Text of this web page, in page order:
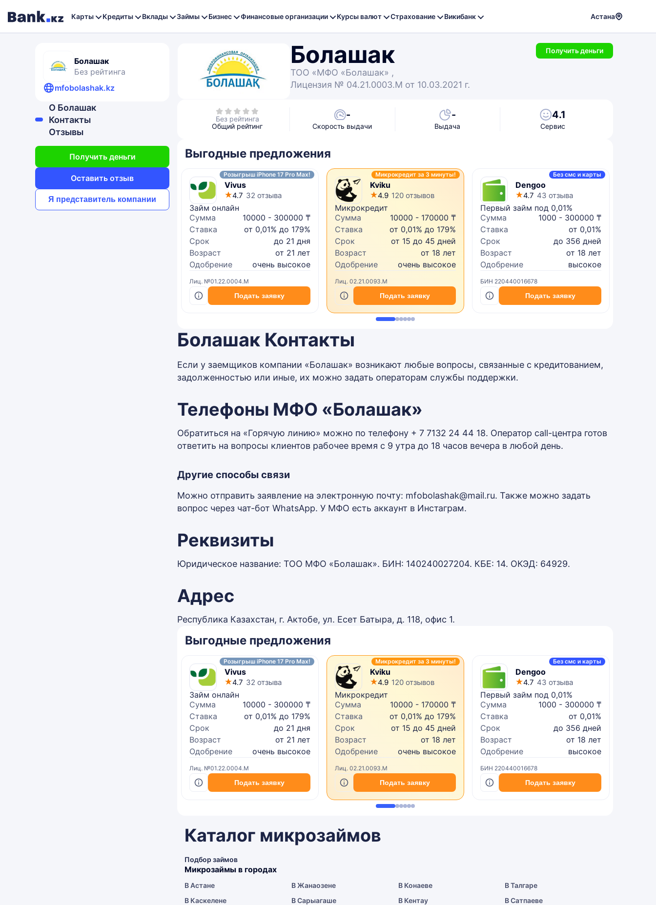
Карты Кредиты Вклады Займы Бизнес Финансовые организации Курсы валют Страхование Викибанк Астана
Болашак
Без рейтинга
mfobolashak.kz
О Болашак
Контакты
Отзывы
Получить деньги
Оставить отзыв
Я представитель компании
Болашак
ТОО «МФО «Болашак» ,
Лицензия № 04.21.0003.М от 10.03.2021 г.
Получить деньги
Без рейтинга
Общий рейтинг
-
Скорость выдачи
-
Выдача
4.1
Сервис
Выгодные предложения
Розыгрыш iPhone 17 Pro Max!
Vivus
4.7 32 отзыва
Займ онлайн
Сумма
10000 - 300000 ₸
Ставка
от 0,01% до 179%
Срок
до 21 дня
Возраст
от 21 лет
Одобрение
очень высокое
Лиц. №01.22.0004.M
Подать заявку
Микрокредит за 3 минуты!
Kviku
4.9 120 отзывов
Микрокредит
Сумма
10000 - 170000 ₸
Ставка
от 0,01% до 179%
Срок
от 15 до 45 дней
Возраст
от 18 лет
Одобрение
очень высокое
Лиц. 02.21.0093.M
Подать заявку
Без смс и карты
Dengoo
4.7 43 отзыва
Первый займ под 0,01%
Сумма
1000 - 300000 ₸
Ставка
от 0,01%
Срок
до 356 дней
Возраст
от 18 лет
Одобрение
высокое
БИН 220440016678
Подать заявку
Болашак Контакты
Если у заемщиков компании «Болашак» возникают любые вопросы, связанные с кредитованием,
задолженностью или иные, их можно задать операторам службы поддержки.
Телефоны МФО «Болашак»
Обратиться на «Горячую линию» можно по телефону + 7 7132 24 44 18. Оператор call-центра готов
ответить на вопросы клиентов рабочее время с 9 утра до 18 часов вечера в любой день.
Другие способы связи
Можно отправить заявление на электронную почту: mfobolashak@mail.ru. Также можно задать
вопрос через чат-бот WhatsApp. У МФО есть аккаунт в Инстаграм.
Реквизиты
Юридическое название: ТОО МФО «Болашак». БИН: 140240027204. КБЕ: 14. ОКЭД: 64929.
Адрес
Республика Казахстан, г. Актобе, ул. Есет Батыра, д. 118, офис 1.
Выгодные предложения
Розыгрыш iPhone 17 Pro Max!
Vivus
4.7 32 отзыва
Займ онлайн
Сумма
10000 - 300000 ₸
Ставка
от 0,01% до 179%
Срок
до 21 дня
Возраст
от 21 лет
Одобрение
очень высокое
Лиц. №01.22.0004.M
Подать заявку
Микрокредит за 3 минуты!
Kviku
4.9 120 отзывов
Микрокредит
Сумма
10000 - 170000 ₸
Ставка
от 0,01% до 179%
Срок
от 15 до 45 дней
Возраст
от 18 лет
Одобрение
очень высокое
Лиц. 02.21.0093.M
Подать заявку
Без смс и карты
Dengoo
4.7 43 отзыва
Первый займ под 0,01%
Сумма
1000 - 300000 ₸
Ставка
от 0,01%
Срок
до 356 дней
Возраст
от 18 лет
Одобрение
высокое
БИН 220440016678
Подать заявку
Каталог микрозаймов
Подбор займов
Микрозаймы в городах
В Астане В Жанаозене В Конаеве
В Талгаре
В Каскелене
В Сарыагаше В Кентау
В Сатпаеве